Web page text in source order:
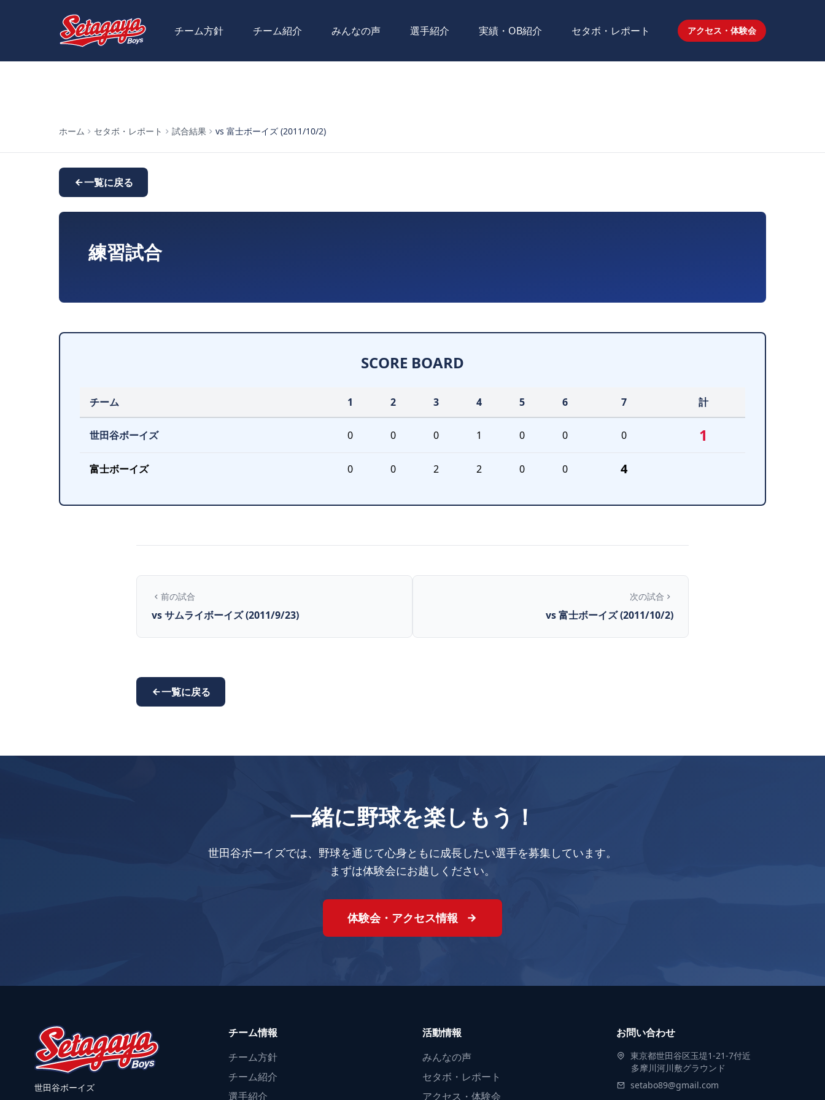
チーム方針 チーム紹介 みんなの声 選手紹介 実績・OB紹介 セタボ・レポート アクセス・体験会
ホーム セタボ・レポート 試合結果 vs 富士ボーイズ (2011/10/2)
一覧に戻る
練習試合
SCORE BOARD
チーム 1 2 3 4 5 6 7 計
世田谷ボーイズ 0 0 0 1 0 0 0 1
富士ボーイズ 0 0 2 2 0 0 4
前の試合
vs サムライボーイズ (2011/9/23)
次の試合
vs 富士ボーイズ (2011/10/2)
一覧に戻る
一緒に野球を楽しもう！
世田谷ボーイズでは、野球を通じて心身ともに成長したい選手を募集しています。
まずは体験会にお越しください。
体験会・アクセス情報
世田谷ボーイズ
チーム情報
チーム方針
チーム紹介
選手紹介
活動情報
みんなの声
セタボ・レポート
アクセス・体験会
お問い合わせ
東京都世田谷区玉堤1-21-7付近
多摩川河川敷グラウンド
setabo89@gmail.com